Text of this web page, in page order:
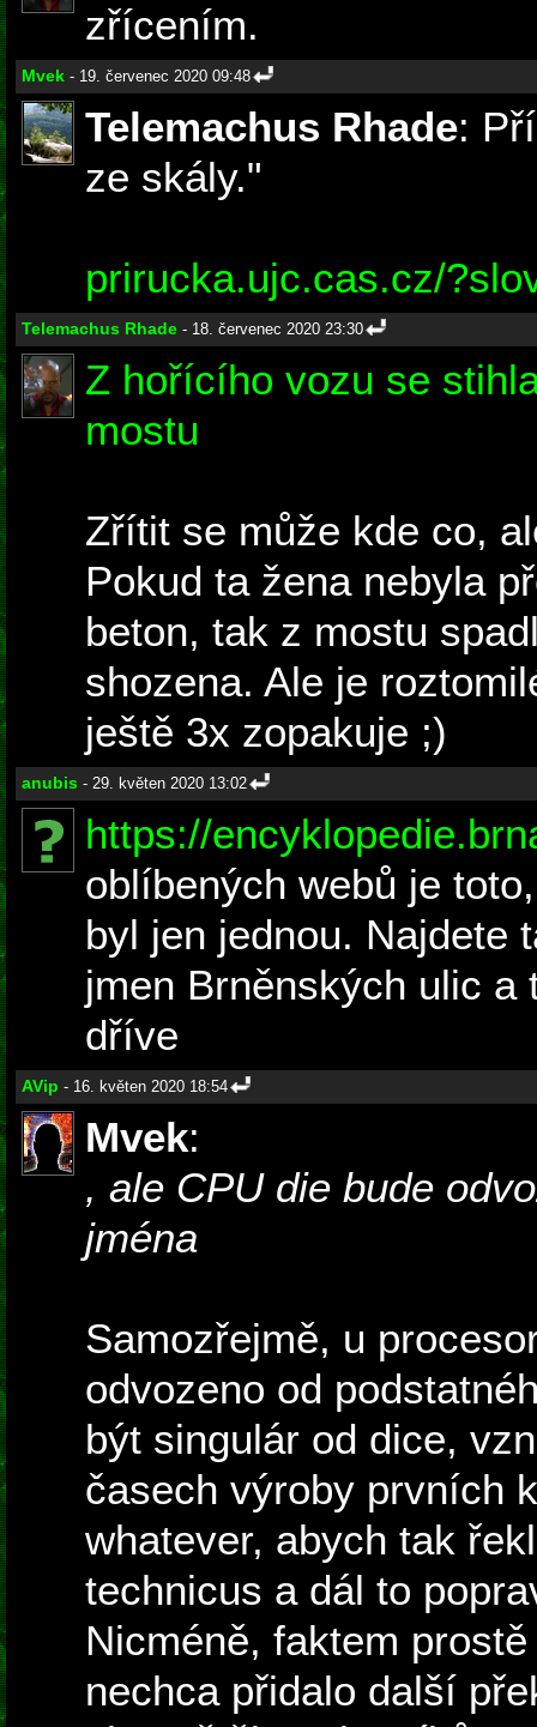
zřícením.
Mvek - 19. červenec 2020 09:48
Telemachus Rhade:
ze skály."
prirucka.ujc.cas.cz/
Telemachus Rhade - 18. červenec 2020 23:30
Z hořícího vozu se
mostu
Zřítit se může kde co,
Pokud ta žena nebyla
beton, tak z mostu
shozena. Ale je
ještě 3x zopakuje ;)
anubis - 29. květen 2020 13:02
https://
oblíbených webů je
byl jen jednou. Najdete
jmen Brněnských ulic a
dříve
AVip - 16. květen 2020 18:54
Mvek:
, ale CPU die bude
jména
Samozřejmě, u
odvozeno od
být singulár od dice,
časech výroby prvních
whatever, abych tak
technicus a dál to
Nicméně, faktem
nechca přidalo další